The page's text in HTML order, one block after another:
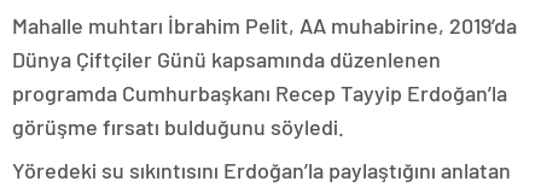
Mahalle muhtarı İbrahim Pelit, AA muhabirine, 2019’da
Dünya Çiftçiler Günü kapsamında düzenlenen
programda Cumhurbaşkanı Recep Tayyip Erdoğan’la
görüşme fırsatı bulduğunu söyledi.
Yöredeki su sıkıntısını Erdoğan’la paylaştığını anlatan